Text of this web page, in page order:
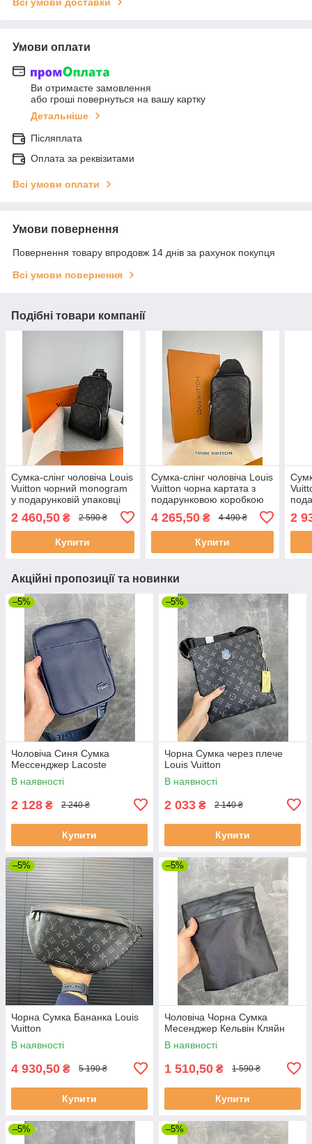
Всі умови доставки
Умови оплати
Ви отримаєте замовлення
або гроші повернуться на вашу картку
Детальніше
Післяплата
Оплата за реквізитами
Всі умови оплати
Умови повернення
Повернення товару впродовж 14 днів за рахунок покупця
Всі умови повернення
Подібні товари компанії
Сумка-слінг чоловіча Louis
Vuitton чорний monogram
у подарунковій упаковці
2 460,50 ₴ 2 590 ₴
Купити
Сумка-слінг чоловіча Louis
Vuitton чорна картата з
подарунковою коробкою
4 265,50₴ 4 490 ₴
Купити
2
Акційні пропозиції та новинки
–5%
Чоловіча Синя Сумка
Мессенджер Lacoste
В наявності
2 128 ₴ 2 240 ₴
Купити
–5%
Чорна Сумка через плече
Louis Vuitton
В наявності
2 033 ₴ 2 140 ₴
Купити
–5%
Чорна Сумка Бананка Louis
Vuitton
В наявності
4 930,50 ₴ 5 190 ₴
Купити
–5%
Чоловіча Чорна Сумка
Месенджер Кельвін Кляйн
В наявності
1 510,50 ₴ 1 590 ₴
Купити
–5% –5%